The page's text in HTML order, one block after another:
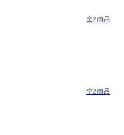
全2商品
全2商品